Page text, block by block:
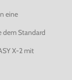
eine
dem Standard
X-2 mit